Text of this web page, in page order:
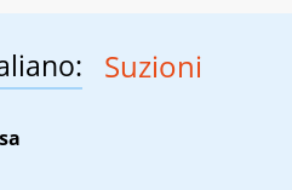
Suzioni